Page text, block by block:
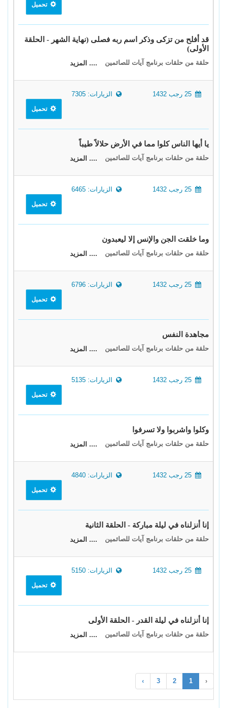
تحميل
قد أفلح من تزكى وذكر اسم ربه فصلى (نهاية الشهر - الحلقة
الأولى)
حلقة من حلقات برنامج آيات للصائمين .... المزيد
الزيارات: 7305
تحميل
يا أيها الناس كلوا مما في الأرض حلالاً طيباً
حلقة من حلقات برنامج آيات للصائمين .... المزيد
الزيارات: 6465
تحميل
وما خلقت الجن والإنس إلا ليعبدون
حلقة من حلقات برنامج آيات للصائمين .... المزيد
الزيارات: 6796
تحميل
مجاهدة النفس
حلقة من حلقات برنامج آيات للصائمين .... المزيد
الزيارات: 5135
تحميل
وكلوا واشربوا ولا تسرفوا
حلقة من حلقات برنامج آيات للصائمين .... المزيد
الزيارات: 4840
تحميل
إنا أنزلناه في ليلة مباركة - الحلقة الثانية
حلقة من حلقات برنامج آيات للصائمين .... المزيد
الزيارات: 5150
تحميل
إنا أنزلناه في ليلة القدر - الحلقة الأولى
حلقة من حلقات برنامج آيات للصائمين .... المزيد
‹
1
2
3
›